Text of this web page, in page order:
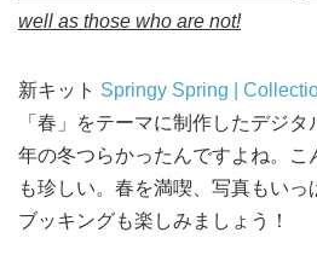
well as those who are not!
新キット Springy Spring |
「春」をテーマに制作したデジ
年の冬つらかったんですよね。こ
も珍しい。春を満喫、写真もい
ブッキングも楽しみましょう！